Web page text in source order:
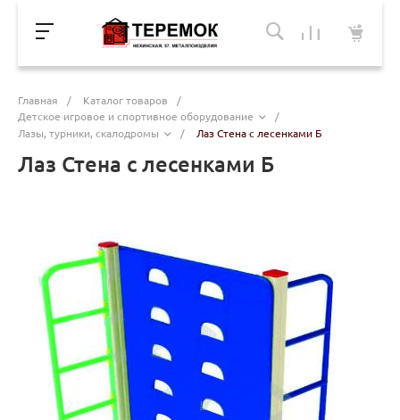
Главная / Каталог товаров
/
Детское игровое и спортивное оборудование
/
Лазы, турники, скалодромы
/ Лаз Стена с лесенками Б
Лаз Стена с лесенками Б